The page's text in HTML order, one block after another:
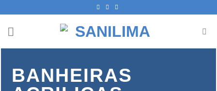
content
BANHEIRAS